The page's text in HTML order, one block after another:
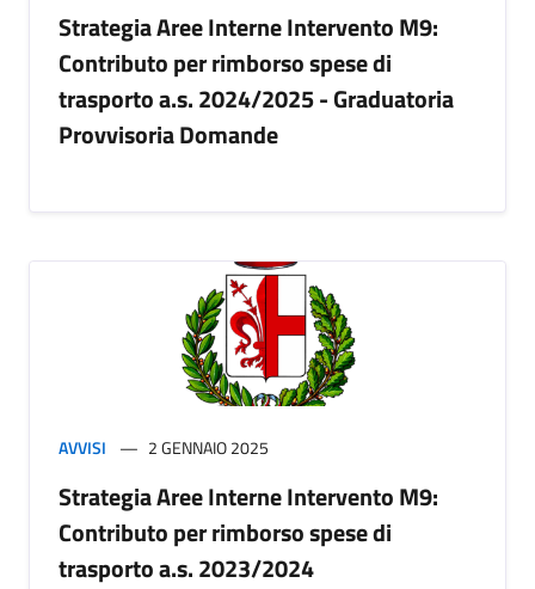
Strategia Aree Interne Intervento M9:
Contributo per rimborso spese di
trasporto a.s. 2024/2025 - Graduatoria
Provvisoria Domande
AVVISI 2 GENNAIO 2025
Strategia Aree Interne Intervento M9:
Contributo per rimborso spese di
trasporto a.s. 2023/2024